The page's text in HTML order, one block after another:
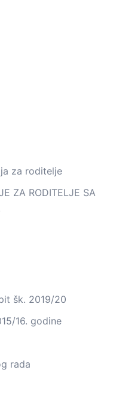
za roditelje
ZA RODITELJE SA
šk. 2019/20
16. godine
rada